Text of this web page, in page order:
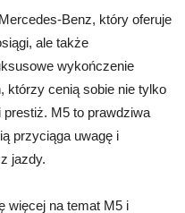
Benz, który oferuje
ale także
wykończenie
którzy cenią sobie nie tylko
M5 to prawdziwa
przyciąga uwagę i
jazdy.
więcej na temat M5 i